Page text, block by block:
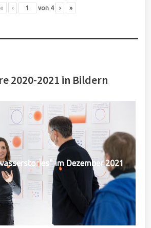
« ‹ von 4 › »
2020-2021 in Bildern
im Dezember 2021